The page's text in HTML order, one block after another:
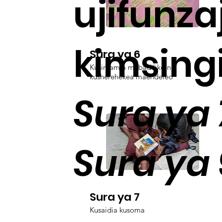
Sura ya 6
Kusimamia mabadiliko na
kusherehekea maendeleo
Sura ya 7
Kusaidia kusoma
Sura ya
Sura ya